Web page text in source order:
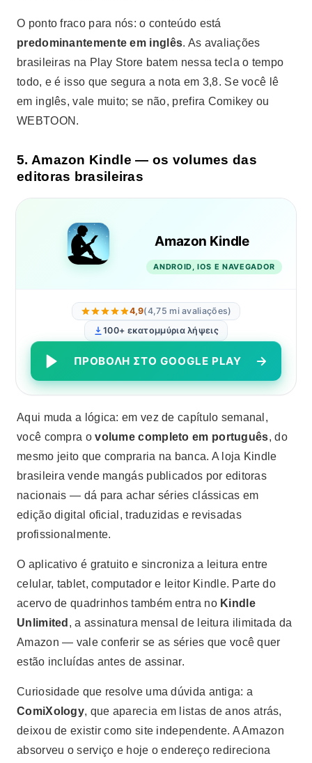
O ponto fraco para nós: o conteúdo está
predominantemente em inglês. As avaliações
brasileiras na Play Store batem nessa tecla o tempo
todo, e é isso que segura a nota em 3,8. Se você lê
em inglês, vale muito; se não, prefira Comikey ou
WEBTOON.
5. Amazon Kindle — os volumes das
editoras brasileiras
Amazon Kindle
ANDROID, IOS E NAVEGADOR
4,9(4,75 mi avaliações)
100+ εκατομμύρια λήψεις
ΠΡΟΒΟΛΉ ΣΤΟ GOOGLE PLAY
Aqui muda a lógica: em vez de capítulo semanal,
você compra ovolume completo em português, do
mesmo jeito que compraria na banca. A loja Kindle
brasileira vende mangás publicados por editoras
nacionais — dá para achar séries clássicas em
edição digital oficial, traduzidas e revisadas
profissionalmente.
O aplicativo é gratuito e sincroniza a leitura entre
celular, tablet, computador e leitor Kindle. Parte do
acervo de quadrinhos também entra no Kindle
Unlimited , a assinatura mensal de leitura ilimitada da
Amazon — vale conferir se as séries que você quer
estão incluídas antes de assinar.
Curiosidade que resolve uma dúvida antiga: a
ComiXology, que aparecia em listas de anos atrás,
deixou de existir como site independente. A Amazon
absorveu o serviço e hoje o endereço redireciona